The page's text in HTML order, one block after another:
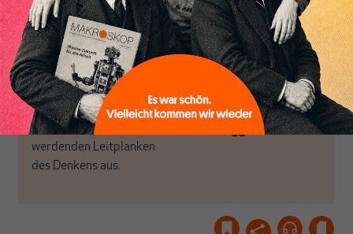
woanders nicht finden.
Dabei leben wir von
unseren Autoren, ihren
Recherchen, ihrem Wissen
und ihrem Enthusiasmus.
Gemeinsam scheren wir
aus den schmaler
werdenden Leitplanken
des Denkens aus.
ABONNIEREN SIE
MAKROSKOP
Schon Abonnent? Dann